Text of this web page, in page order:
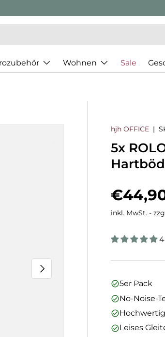
Wohnen Sale
Nächste
hjh OFFICE |
5x
inkl. MwSt. -
5er Pack
No-Noise-
Leises